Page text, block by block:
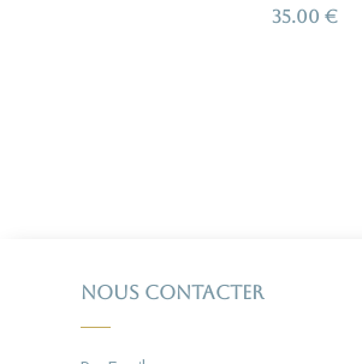
35.00 €
Nous contacter